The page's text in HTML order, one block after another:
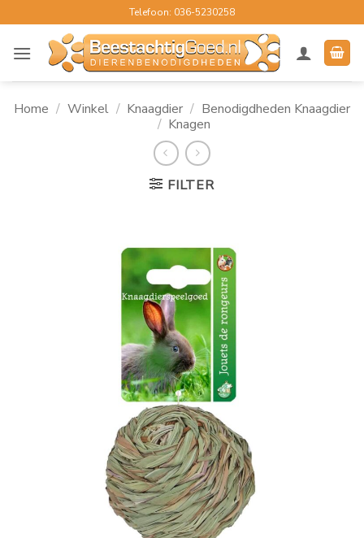
naar
inhoud
Telefoon: 036-5230258
Home / Winkel / Knaagdier / Benodigdheden Knaagdier
/ Knagen
FILTER